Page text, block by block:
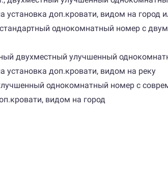
доп.кровати, видом на город
однокомнатный номер с
двухместный улучшенный
доп.кровати, видом на реку
однокомнатный номер с
видом на город